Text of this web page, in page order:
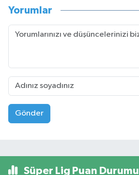
Yorumlar
Gönder
Süper Lig Puan Durumu